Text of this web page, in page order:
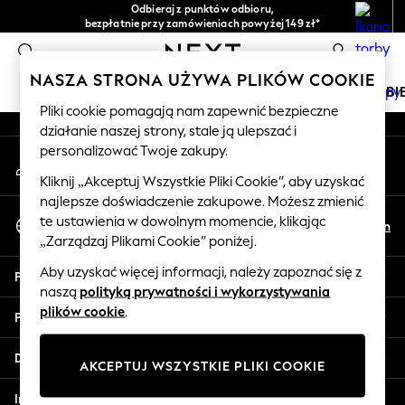
Odbieraj z punktów odbioru,
bezpłatnie przy zamówieniach powyżej 149 zł*
Łatwe zwroty*
0
HOLIDAY SHOP
Women's Holiday Shop
All Swimwear
All Beachwear
Bags & Accessories
Beach Dresses & Kaftans
Dresses
Flip Flops
Sliders
Jumpsuits & Playsuits
Sandals
Shorts
An error occurred on client
Nasze media społecznościowe
Moje konto
Zaloguj się na swoje konto
Wybierz Język
Polski
En
Pomoc
Prywatność i zasady prawne
Działy
Inne usługi
NASZA STRONA UŻYWA PLIKÓW COOKIE
Pliki cookie pomagają nam zapewnić bezpieczne
działanie naszej strony, stale ją ulepszać i
personalizować Twoje zakupy.
Kliknij „Akceptuj Wszystkie Pliki Cookie”, aby uzyskać
najlepsze doświadczenie zakupowe. Możesz zmienić
te ustawienia w dowolnym momencie, klikając
„Zarządzaj Plikami Cookie” poniżej.
Aby uzyskać więcej informacji, należy zapoznać się z
naszą polityką prywatności i wykorzystywania
plików cookie.
AKCEPTUJ WSZYSTKIE PLIKI COOKIE